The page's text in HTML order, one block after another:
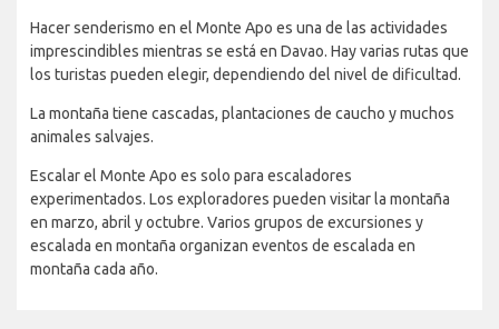
Hacer senderismo en el Monte Apo es una de las actividades
imprescindibles mientras se está en Davao. Hay varias rutas que
los turistas pueden elegir, dependiendo del nivel de dificultad.
La montaña tiene cascadas, plantaciones de caucho y muchos
animales salvajes.
Escalar el Monte Apo es solo para escaladores
experimentados. Los exploradores pueden visitar la montaña
en marzo, abril y octubre. Varios grupos de excursiones y
escalada en montaña organizan eventos de escalada en
montaña cada año.